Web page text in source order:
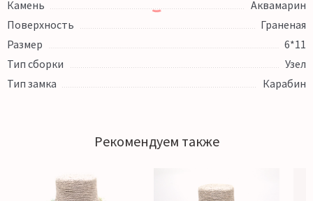
Камень
Аквамарин
Поверхность
Граненая
Размер
6*11
Тип сборки
Узел
Тип замка
Карабин
Рекомендуем также